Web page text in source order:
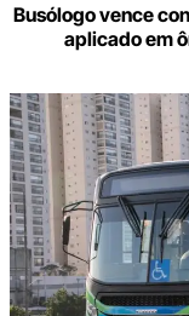
Busólogo vence
aplicado em